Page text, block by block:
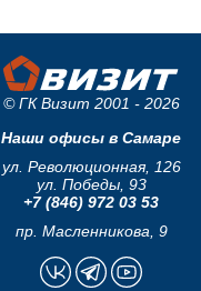
© ГК Визит 2001 - 2026
Наши офисы в Самаре
ул. Революционная, 126
ул. Победы, 93
+7 (846) 972 03 53
пр. Масленникова, 9